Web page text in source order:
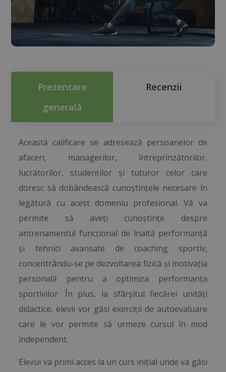
Prezentare
generală
Recenzii
Această calificare se adresează persoanelor de
afaceri, managerilor, întreprinzătorilor,
lucrătorilor, studenților și tuturor celor care
doresc să dobândească cunoștințele necesare în
legătură cu acest domeniu profesional. Vă va
permite să aveți cunoștințe despre
antrenamentul funcțional de înaltă performanță
și tehnici avansate de coaching sportiv,
concentrându-se pe dezvoltarea fizică și motivația
personală pentru a optimiza performanța
sportivilor. În plus, la sfârșitul fiecărei unități
didactice, elevii vor găsi exerciții de autoevaluare
care le vor permite să urmeze cursul în mod
independent.
Elevul va primi acces la un curs inițial unde va găsi